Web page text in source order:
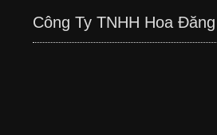
Công Ty TNHH Hoa